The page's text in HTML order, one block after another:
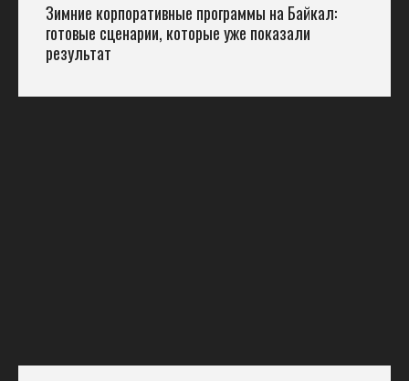
Зимние корпоративные программы на Байкал:
готовые сценарии, которые уже показали
результат